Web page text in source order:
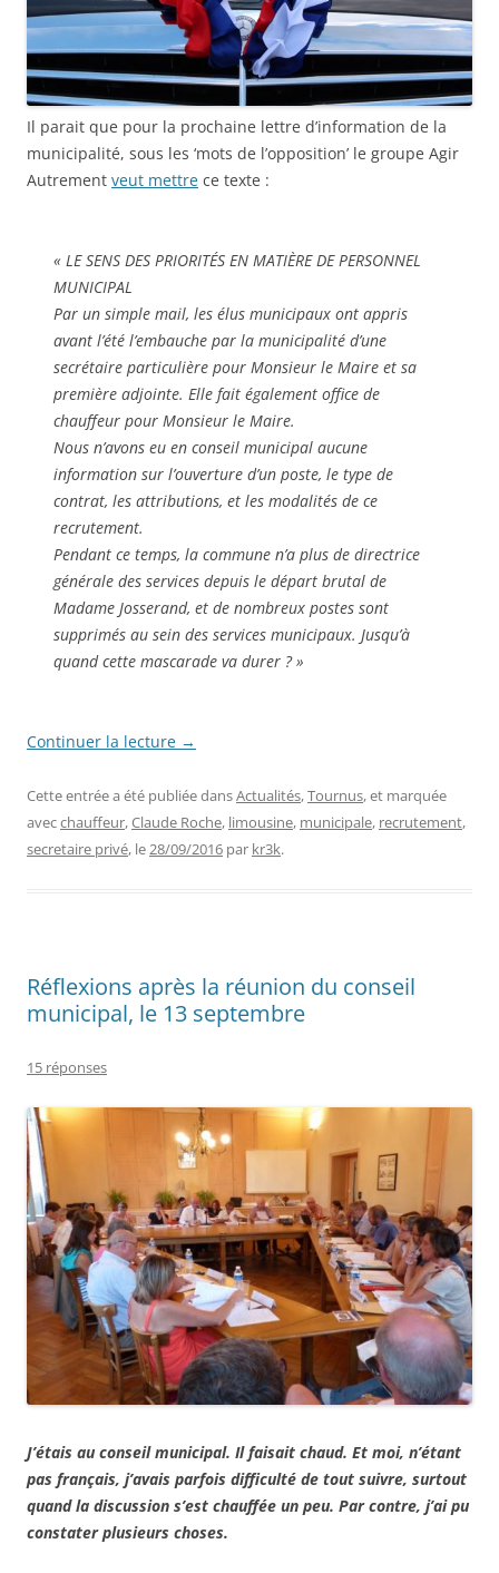
Il parait que pour la prochaine lettre d’information de la
municipalité, sous les ‘mots de l’opposition’ le groupe Agir
Autrement veut mettre ce texte :
« LE SENS DES PRIORITÉS EN MATIÈRE DE PERSONNEL
MUNICIPAL
Par un simple mail, les élus municipaux ont appris
avant l’été l’embauche par la municipalité d’une
secrétaire particulière pour Monsieur le Maire et sa
première adjointe. Elle fait également office de
chauffeur pour Monsieur le Maire.
Nous n’avons eu en conseil municipal aucune
information sur l’ouverture d’un poste, le type de
contrat, les attributions, et les modalités de ce
recrutement.
Pendant ce temps, la commune n’a plus de directrice
générale des services depuis le départ brutal de
Madame Josserand, et de nombreux postes sont
supprimés au sein des services municipaux. Jusqu’à
quand cette mascarade va durer ? »
Continuer la lecture →
Cette entrée a été publiée dansActualités,Tournus, et marquée
avecchauffeur,Claude Roche, limousine, municipale, recrutement,
secretaire privé, le28/09/2016 par kr3k.
Réflexions après la réunion du conseil
municipal, le 13 septembre
15 réponses
J’étais au conseil municipal. Il faisait chaud. Et moi, n’étant
pas français, j’avais parfois difficulté de tout suivre, surtout
quand la discussion s’est chauffée un peu. Par contre, j’ai pu
constater plusieurs choses.